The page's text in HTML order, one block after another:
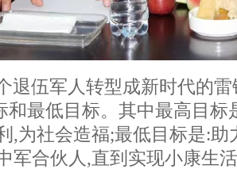
退伍军人转型成新时代的
和最低目标。其中最高目标
,为社会造福;最低目标是:助
军合伙人,直到实现小康生